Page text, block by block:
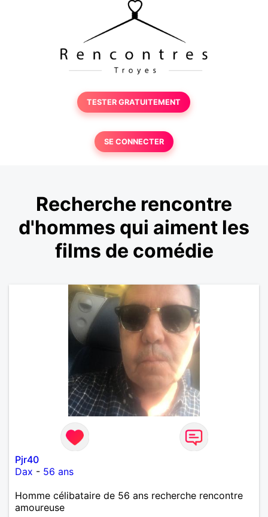
TESTER GRATUITEMENT
SE CONNECTER
Recherche rencontre
d'hommes qui aiment les
films de comédie
Pjr40
Dax - 56 ans
Homme célibataire de 56 ans recherche rencontre
amoureuse